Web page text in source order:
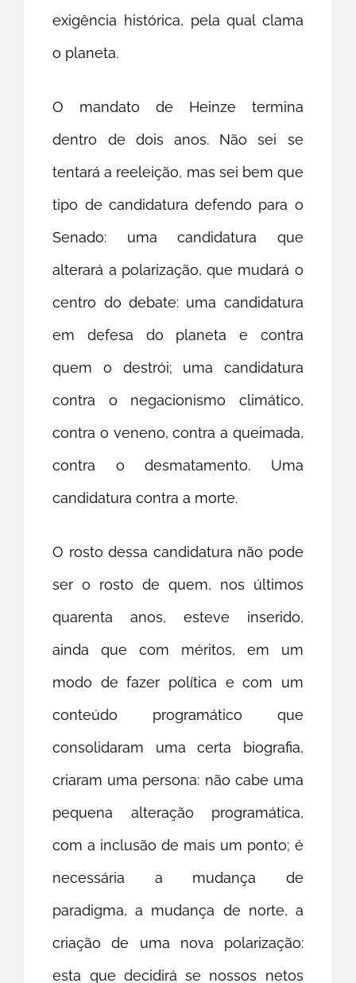
exigência histórica, pela qual clama
o planeta.
O mandato de Heinze termina
dentro de dois anos. Não sei se
tentará a reeleição, mas sei bem que
tipo de candidatura defendo para o
Senado: uma candidatura que
alterará a polarização, que mudará o
centro do debate: uma candidatura
em defesa do planeta e contra
quem o destrói; uma candidatura
contra o negacionismo climático,
contra o veneno, contra a queimada,
contra o desmatamento. Uma
candidatura contra a morte.
O rosto dessa candidatura não pode
ser o rosto de quem, nos últimos
quarenta anos, esteve inserido,
ainda que com méritos, em um
modo de fazer política e com um
conteúdo programático que
consolidaram uma certa biografia,
criaram uma persona: não cabe uma
pequena alteração programática,
com a inclusão de mais um ponto; é
necessária a mudança de
paradigma, a mudança de norte, a
criação de uma nova polarização:
esta que decidirá se nossos netos